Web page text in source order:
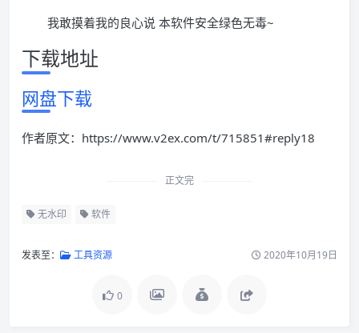
我敢摸着我的良心说 本软件安全绿色无毒~
下载地址
网盘下载
作者原文：https://www.v2ex.com/t/715851#reply18
正文完
无水印 软件
发表至： 工具资源 2020年10月19日
0